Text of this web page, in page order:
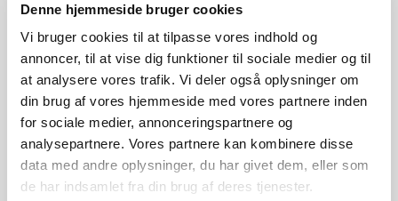
Denne hjemmeside bruger cookies
Vi bruger cookies til at tilpasse vores indhold og
annoncer, til at vise dig funktioner til sociale medier og til
at analysere vores trafik. Vi deler også oplysninger om
din brug af vores hjemmeside med vores partnere inden
for sociale medier, annonceringspartnere og
analysepartnere. Vores partnere kan kombinere disse
data med andre oplysninger, du har givet dem, eller som
de har indsamlet fra din brug af deres tjenester.
Statistik (5)
Statistiske cookies giver hjemmesideejere indsigt i
brugernes interaktion med hjemmesiden, ved at indsamle
og rapportere oplysninger anonymt.
Navn Udbyder Formål
_ga
Google
Registrerer et unikt ID,